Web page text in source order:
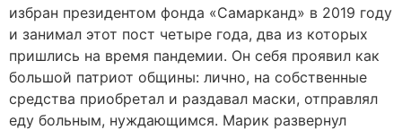
избран президентом фонда «Самарканд» в 2019 году
и занимал этот пост четыре года, два из которых
пришлись на время пандемии. Он себя проявил как
большой патриот общины: лично, на собственные
средства приобретал и раздавал маски, отправлял
еду больным, нуждающимся. Марик развернул